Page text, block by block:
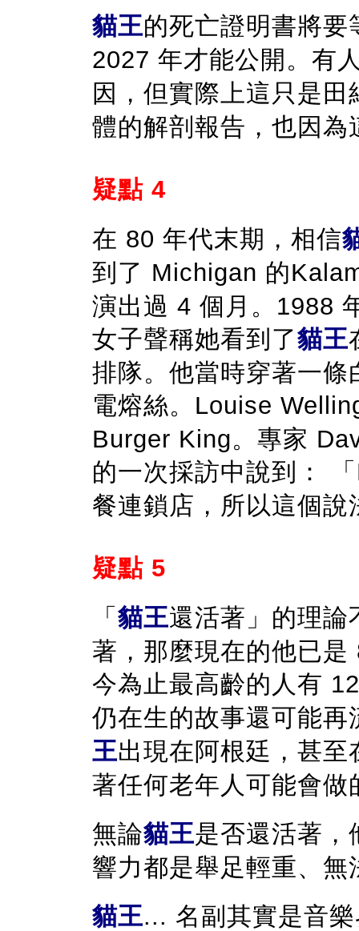
貓王的死亡證明書將
2027 年才能公開。有
因，但實際上這只是
體的解剖報告，也因
疑點 4
在 80 年代末期，相信
到了 Michigan 的
演出過 4 個月。1988
女子聲稱她看到了貓王
排隊。他當時穿著一
電熔絲。Louise
Burger King。專家
的一次採訪中說到：
餐連鎖店，所以這個
疑點 5
「 貓王還活著」的理論
著，那麼現在的他已
今為止最高齡的人有
仍在生的故事還可能
王出現在阿根廷，甚
著任何老年人可能會
無論貓王是否還活著，
響力都是舉足輕重、
貓王... 名副其實是音